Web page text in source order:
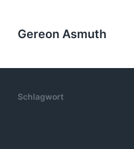
Gereon Asmuth
Schlagwort